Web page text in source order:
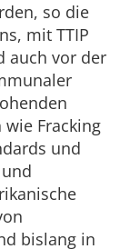
so die
mit TTIP
auch vor der
Fracking
und
bislang in